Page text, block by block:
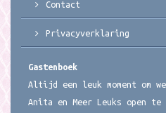
Contact
Privacyverklaring
Gastenboek
Altijd een leuk moment om
Anita en Meer Leuks open te